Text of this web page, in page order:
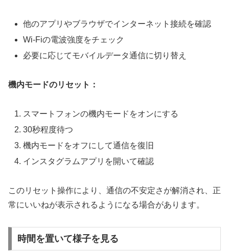
他のアプリやブラウザでインターネット接続を確認
Wi-Fiの電波強度をチェック
必要に応じてモバイルデータ通信に切り替え
機内モードのリセット：
スマートフォンの機内モードをオンにする
30秒程度待つ
機内モードをオフにして通信を復旧
インスタグラムアプリを開いて確認
このリセット操作により、通信の不安定さが解消され、正
常にいいねが表示されるようになる場合があります。
時間を置いて様子を見る